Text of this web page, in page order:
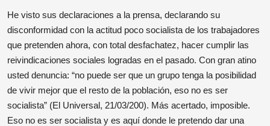
He visto sus declaraciones a la prensa, declarando su
disconformidad con la actitud poco socialista de los trabajadores
que pretenden ahora, con total desfachatez, hacer cumplir las
reivindicaciones sociales logradas en el pasado. Con gran atino
usted denuncia: “no puede ser que un grupo tenga la posibilidad
de vivir mejor que el resto de la población, eso no es ser
socialista” (El Universal, 21/03/200). Más acertado, imposible.
Eso no es ser socialista y es aquí donde le pretendo dar una